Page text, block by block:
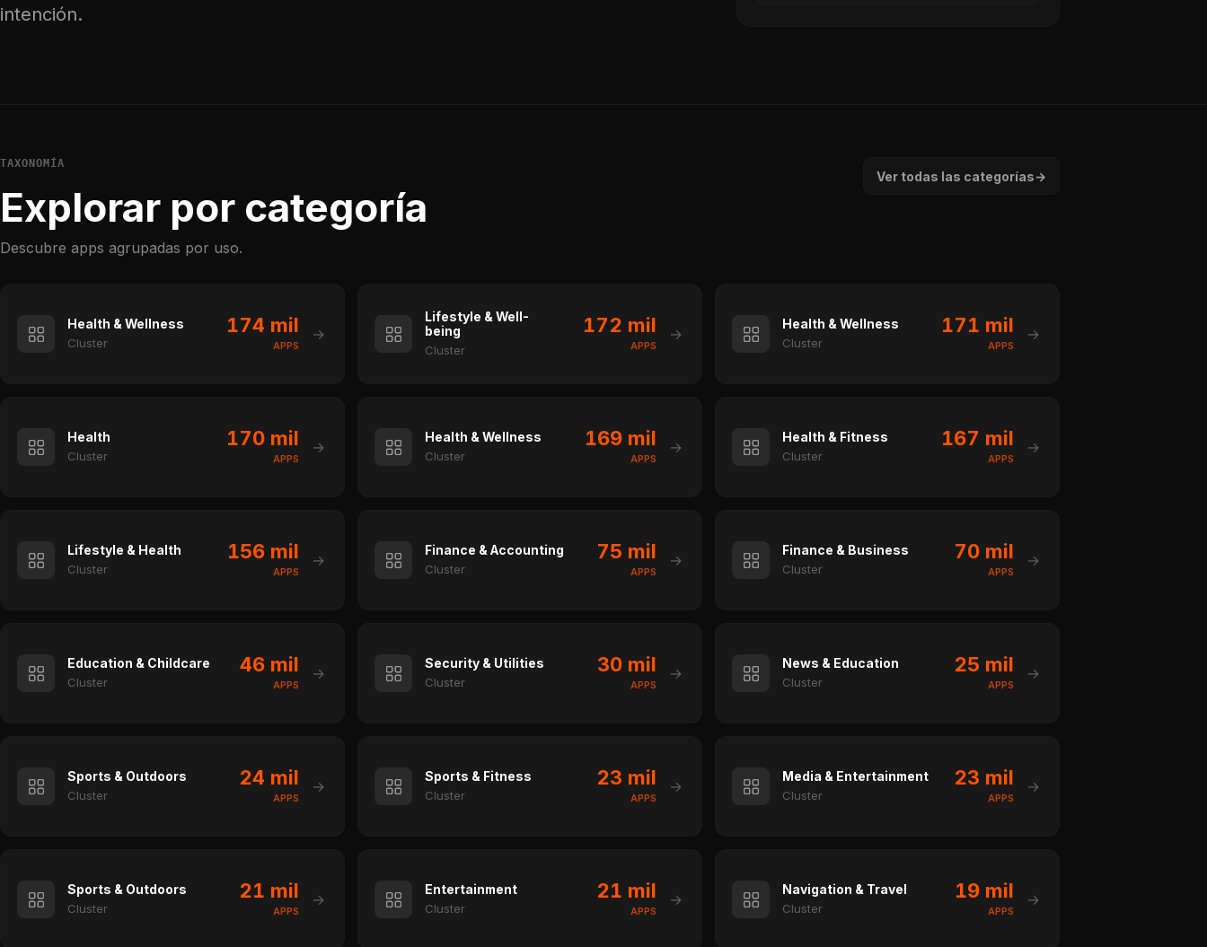
intención.
TAXONOMÍA
Explorar por categoría
Descubre apps agrupadas por uso.
Ver todas las categorías→
Health & Wellness
Cluster
174 mil
APPS
→
Lifestyle & Well-
being
Cluster
172 mil
APPS
→
Health & Wellness
Cluster
171 mil
APPS
→
Health
Cluster
170 mil
APPS
→
Health & Wellness
Cluster
169 mil
APPS
→
Health & Fitness
Cluster
167 mil
APPS
→
Lifestyle & Health
Cluster
156 mil
APPS
→
Finance & Accounting
Cluster
75 mil
APPS
→
Finance & Business
Cluster
70 mil
APPS
→
Education & Childcare
Cluster
46 mil
APPS
→
Security & Utilities
Cluster
30 mil
APPS
→
News & Education
Cluster
25 mil
APPS
→
Sports & Outdoors
Cluster
24 mil
APPS
→
Sports & Fitness
Cluster
23 mil
APPS
→
Media & Entertainment
Cluster
23 mil
APPS
→
Sports & Outdoors
Cluster
21 mil
APPS
→
Entertainment
Cluster
21 mil
APPS
→
Navigation & Travel
Cluster
19 mil
APPS
→